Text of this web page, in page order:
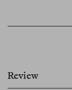
Review